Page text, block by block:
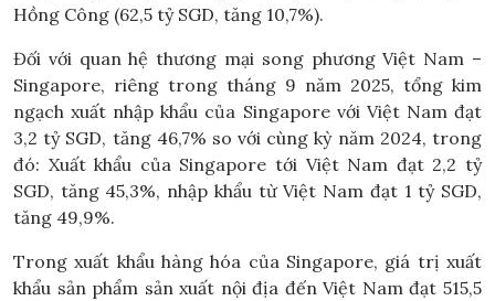
Hồng Công (62,5 tỷ SGD, tăng 10,7%).
Đối với quan hệ thương mại song phương Việt Nam –
Singapore, riêng trong tháng 9 năm 2025, tổng kim
ngạch xuất nhập khẩu của Singapore với Việt Nam đạt
3,2 tỷ SGD, tăng 46,7% so với cùng kỳ năm 2024, trong
đó: Xuất khẩu của Singapore tới Việt Nam đạt 2,2 tỷ
SGD, tăng 45,3%, nhập khẩu từ Việt Nam đạt 1 tỷ SGD,
tăng 49,9%.
Trong xuất khẩu hàng hóa của Singapore, giá trị xuất
khẩu sản phẩm sản xuất nội địa đến Việt Nam đạt 515,5